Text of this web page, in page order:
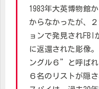
1983年大英博物館
からなかったが、
ョンで発見されFBI
に返還された彫像
ングル６”と呼ば
６名のリストが隠